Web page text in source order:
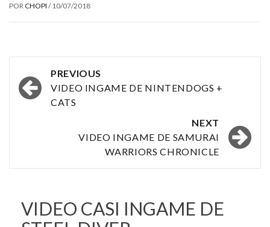
POR CHOPI / 10/07/2018
Post
navigation
PREVIOUS
VIDEO INGAME DE NINTENDOGS +
CATS
NEXT
VIDEO INGAME DE SAMURAI
WARRIORS CHRONICLE
VIDEO CASI INGAME DE